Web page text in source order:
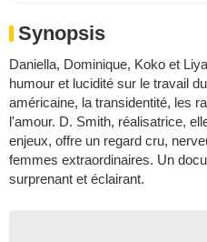
Synopsis
Daniella, Dominique, Koko et
humour et lucidité sur le travail
américaine, la transidentité, les
l'amour. D. Smith, réalisatrice,
enjeux, offre un regard cru,
femmes extraordinaires. Un
surprenant et éclairant.